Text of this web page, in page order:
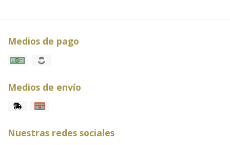
Medios de pago
Medios de envío
Nuestras redes sociales